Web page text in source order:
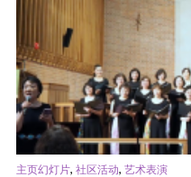
主页幻灯片, 社区活动, 艺术表演